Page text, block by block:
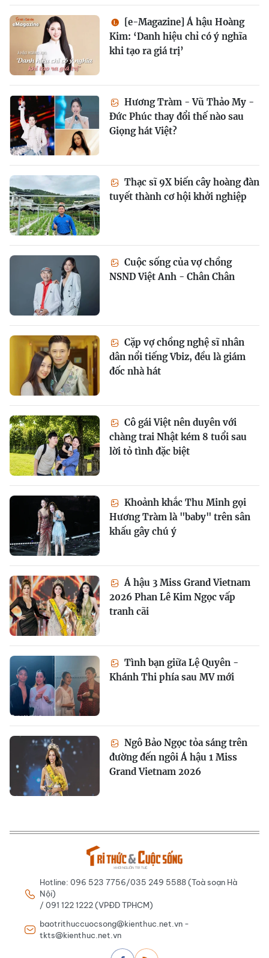
[e-Magazine] Á hậu Hoàng
Kim: ‘Danh hiệu chỉ có ý nghĩa
khi tạo ra giá trị’
Hương Tràm - Vũ Thảo My -
Đức Phúc thay đổi thế nào sau
Giọng hát Việt?
Thạc sĩ 9X biến cây hoàng đàn
tuyết thành cơ hội khởi nghiệp
Cuộc sống của vợ chồng
NSND Việt Anh - Chân Chân
Cặp vợ chồng nghệ sĩ nhân
dân nổi tiếng Vbiz, đều là giám
đốc nhà hát
Cô gái Việt nên duyên với
chàng trai Nhật kém 8 tuổi sau
lời tỏ tình đặc biệt
Khoảnh khắc Thu Minh gọi
Hương Tràm là "baby" trên sân
khấu gây chú ý
Á hậu 3 Miss Grand Vietnam
2026 Phan Lê Kim Ngọc vấp
tranh cãi
Tình bạn giữa Lệ Quyên -
Khánh Thi phía sau MV mới
Ngô Bảo Ngọc tỏa sáng trên
đường đến ngôi Á hậu 1 Miss
Grand Vietnam 2026
Hotline: 096 523 7756/035 249 5588 (Toà soạn Hà
Nội)
/ 091 122 1222 (VPĐD TPHCM)
baotrithuccuocsong@kienthuc.net.vn -
tkts@kienthuc.net.vn